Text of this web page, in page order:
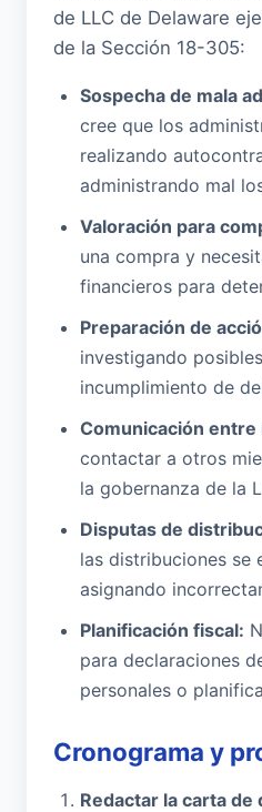
de LLC de Delaware
de la Sección 18-305:
Sospecha de mala
cree que los
realizando
administrando mal
Valoración para
una compra y
financieros para
Preparación de
investigando
incumplimiento de
Comunicación entre
contactar a otros
la gobernanza de la
Disputas de
las distribuciones se
asignando
Planificación fiscal:
para declaraciones
personales o
Cronograma y
Redactar la carta de